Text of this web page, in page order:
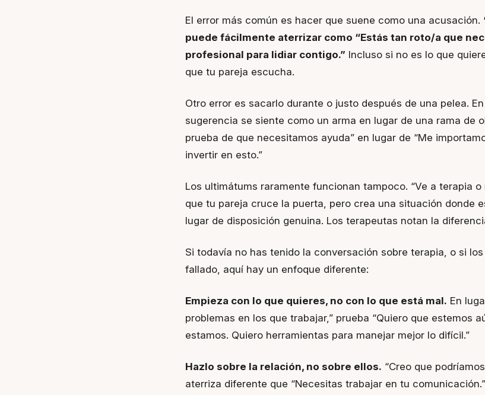
El error más común es hacer que suene como una acusación.
puede fácilmente aterrizar como “Estás tan roto/a que
profesional para lidiar contigo.” Incluso si no es lo que
que tu pareja escucha.
Otro error es sacarlo durante o justo después de una pelea.
sugerencia se siente como un arma en lugar de una rama de
prueba de que necesitamos ayuda” en lugar de “Me
invertir en esto.”
Los ultimátums raramente funcionan tampoco. “Ve a terapia
que tu pareja cruce la puerta, pero crea una situación donde
lugar de disposición genuina. Los terapeutas notan la
Si todavía no has tenido la conversación sobre terapia, o si
fallado, aquí hay un enfoque diferente:
Empieza con lo que quieres, no con lo que está mal. En
problemas en los que trabajar,” prueba “Quiero que estemos
estamos. Quiero herramientas para manejar mejor lo difícil.”
Hazlo sobre la relación, no sobre ellos. “Creo que
aterriza diferente que “Necesitas trabajar en tu comunicación.”